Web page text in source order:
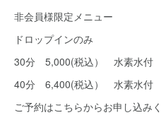
非会員様限定メニュー
ドロップインのみ
30分 5,000(税込） 水素水付
40分 6,400(税込） 水素水付
ご予約はこちらからお申し込み